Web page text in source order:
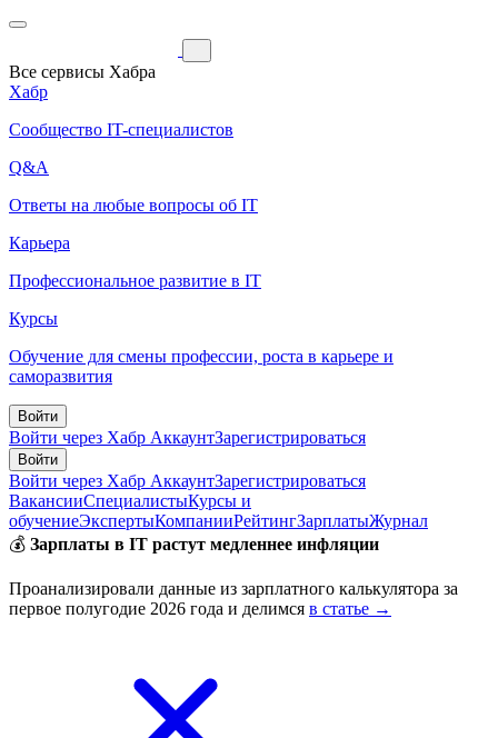
Все сервисы Хабра
Хабр
Сообщество IT-специалистов
Q&A
Ответы на любые вопросы об IT
Карьера
Профессиональное развитие в IT
Курсы
Обучение для смены профессии, роста в карьере и
саморазвития
Войти
Войти через Хабр АккаунтЗарегистрироваться
Войти
Войти через Хабр АккаунтЗарегистрироваться
ВакансииСпециалистыКурсы и
обучениеЭкспертыКомпанииРейтингЗарплатыЖурнал
💰 Зарплаты в IT растут медленнее инфляции
Проанализировали данные из зарплатного калькулятора за
первое полугодие 2026 года и делимся в статье →